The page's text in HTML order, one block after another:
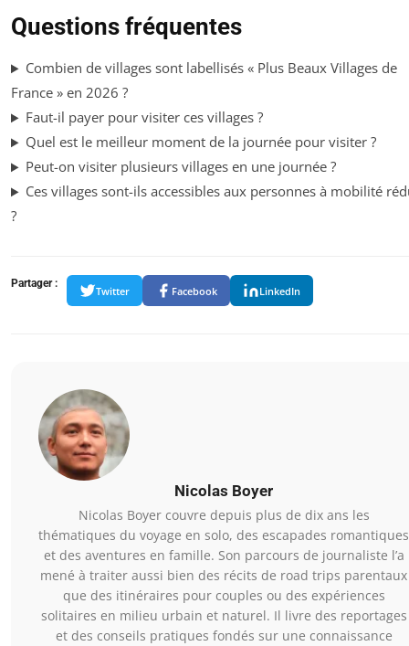
Questions fréquentes
Combien de villages sont labellisés « Plus Beaux Villages de
France » en 2026 ?
Faut-il payer pour visiter ces villages ?
Quel est le meilleur moment de la journée pour visiter ?
Peut-on visiter plusieurs villages en une journée ?
Ces villages sont-ils accessibles aux personnes à mobilité
?
Partager :
Twitter Facebook LinkedIn
Nicolas Boyer
Nicolas Boyer couvre depuis plus de dix ans les
thématiques du voyage en solo, des escapades romantiques
et des aventures en famille. Son parcours de journaliste l’a
mené à traiter aussi bien des récits de road trips parentaux
que des itinéraires pour couples ou des expériences
solitaires en milieu urbain et naturel. Il livre des reportages
et des conseils pratiques fondés sur une connaissance